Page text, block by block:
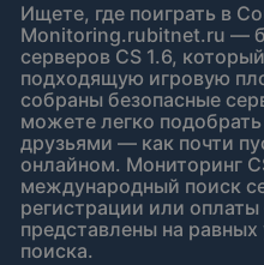
Ищете, где поиграть в
Monitoring.rubitnet.ru —
серверов CS 1.6,
подходящую игровую
собраны безопасные
можете легко
друзьями — как почти
онлайном. Мониторинг
международный поиск
регистрации или
представлены на равных
поиска.